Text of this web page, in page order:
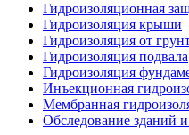
Гидроизоляционная
Гидроизоляция крыши
Гидроизоляция от
Гидроизоляция подвала
Гидроизоляция
Инъекционная
Мембранная
Обследование зданий